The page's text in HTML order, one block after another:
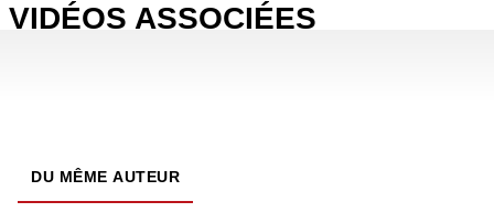
VIDÉOS ASSOCIÉES
DU MÊME AUTEUR